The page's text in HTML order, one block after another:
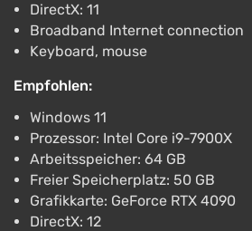
DirectX: 11
Broadband Internet connection
Keyboard, mouse
Empfohlen:
Windows 11
Prozessor: Intel Core i9-7900X
Arbeitsspeicher: 64 GB
Freier Speicherplatz: 50 GB
Grafikkarte: GeForce RTX 4090
DirectX: 12